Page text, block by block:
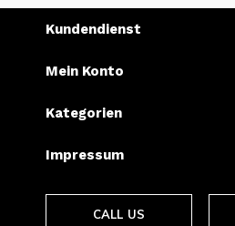
Kundendienst
Mein Konto
Kategorien
Impressum
CALL US